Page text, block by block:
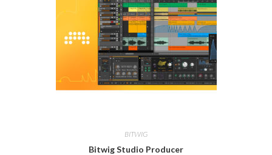
BITWIG
Bitwig Studio Producer